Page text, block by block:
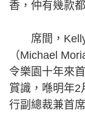
香，仲有幾款
席間，Kelly
（Michael
令樂園十年來
賞識，喺明年2
行副總裁兼首